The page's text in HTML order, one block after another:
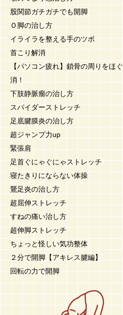
股関節ガチガチでも開脚
Ｏ脚の治し方
イライラを整える手のツボ
首こり解消
【パソコン疲れ】鎖骨の周りをほ
消！
下肢静脈瘤の治し方
スパイダーストレッチ
足底腱膜炎の治し方
超ジャンプ力up
緊張肩
足首ぐにゃぐにゃストレッチ
寝たきりにならない体操
鵞足炎の治し方
超屈伸ストレッチ
すねの痛い治し方
超伸脚ストレッチ
ちょっと怪しい気功整体
２分で開脚【アキレス腱編】
回転の力で開脚